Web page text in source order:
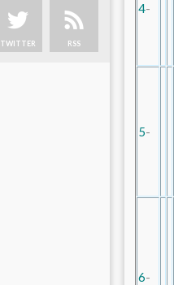
TWITTER RSS
4-
5-
6-